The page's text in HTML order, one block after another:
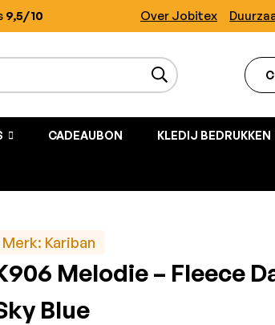
9,5/10 Over Jobitex
CADEAUBON KLEDIJ BEDRUKKEN
Merk: Kariban
Melodie – Fleece
Blue